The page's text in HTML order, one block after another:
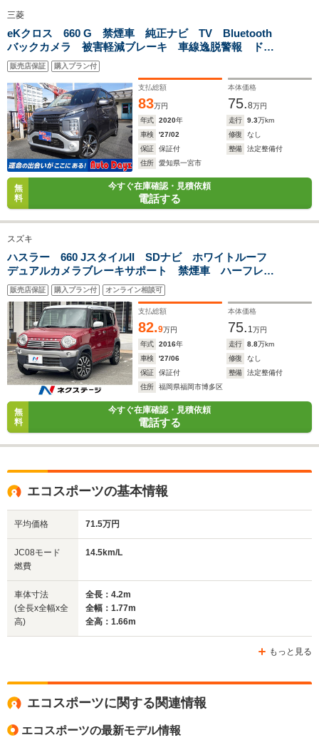
サイズ
(全長x全幅x全高)
WLTCモード
燃費
排気量
駆動方式
1.84m
全長
4.54m
ホイールベース
-m
1497～1998cc
4WD
1.83m～1.85m
全長
4.4m～4.48m
ホイールベース
-m
-
1988～2967cc
三菱
eKクロス 660 G 禁煙車 純正ナビ TV Bluetooth
バックカメラ 被害軽減ブレーキ 車線逸脱警報 ドラ
レコ シートヒーター ETC スマートキー プッシュ
スタート アイドリングストップ 純正アルミ LEDヘ
ッドランプ
販売店保証 購入プラン付
支払総額
83万円
本体価格
75.8万円
年式
2020年 走行 9.3万km
車検
'27/02 修復
なし
保証
保証付 整備
法定整備付
住所
愛知県一宮市
無
料
今すぐ在庫確認・見積依頼
電話する
スズキ
ハスラー 660 JスタイルII SDナビ ホワイトルーフ
デュアルカメラブレーキサポート 禁煙車 ハーフレザ
ーシート シートヒーター スマートキー HIDヘッド
ビルトインETC 純正15インチアルミ 車線逸脱警報
オートライト
販売店保証 購入プラン付 オンライン相談可
支払総額
82.9万円
本体価格
75. 1万円
年式
2016年 走行 8.8万km
車検
'27/06 修復
なし
保証
保証付 整備
法定整備付
住所
福岡県福岡市博多区
無
料
今すぐ在庫確認・見積依頼
電話する
エコスポーツの基本情報
平均価格 71.5万円
JC08モード
燃費
14.5km/L
車体寸法
(全長x全幅x全
高)
全長：4.2m
全幅：1.77m
全高：1.66m
もっと見る
エコスポーツに関する関連情報
エコスポーツの最新モデル情報